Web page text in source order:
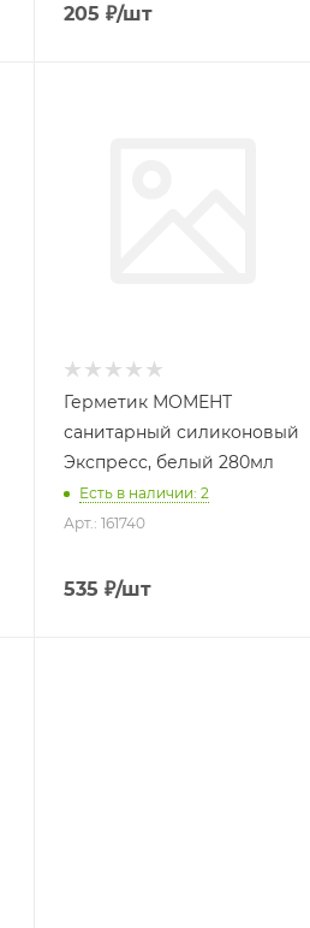
205 ₽/шт
Герметик МОМЕНТ
санитарный силиконовый
Экспресс, белый 280мл
Есть в наличии: 2
Арт.: 161740
535 ₽/шт